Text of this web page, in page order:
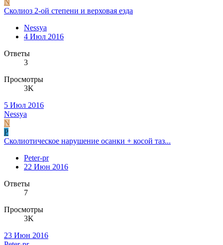
N
Сколиоз 2-ой степени и верховая езда
Nessya
4 Июл 2016
Ответы
3
Просмотры
3K
5 Июл 2016
Nessya
N
P
Сколиотическое нарушение осанки + косой таз...
Peter-pr
22 Июн 2016
Ответы
7
Просмотры
3K
23 Июн 2016